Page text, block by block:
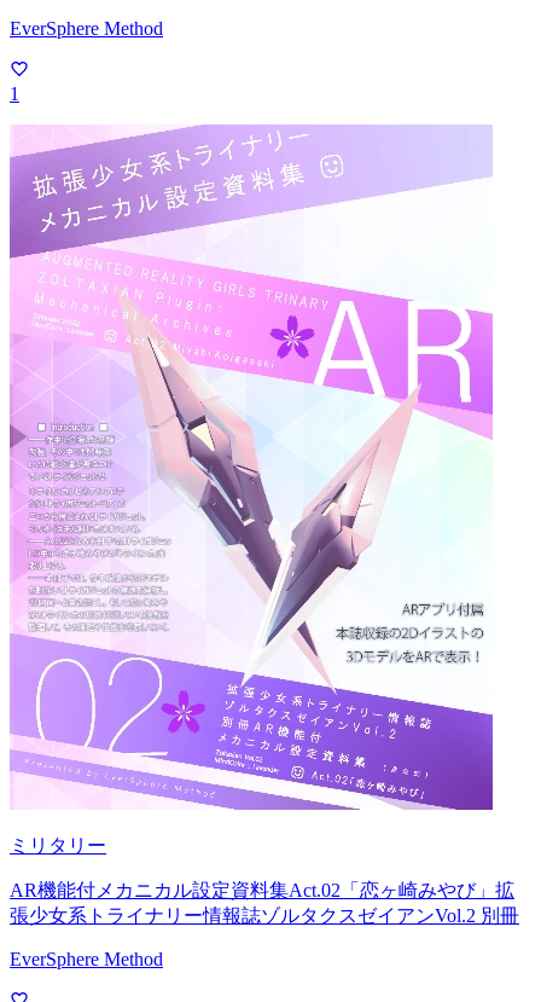
EverSphere Method
1
ミリタリー
AR機能付メカニカル設定資料集Act.02「恋ヶ崎みやび」拡
張少女系トライナリー情報誌ゾルタクスゼイアンVol.2 別冊
EverSphere Method